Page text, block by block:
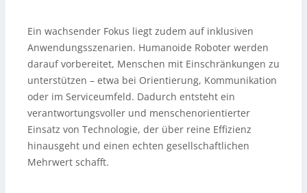
Ein wachsender Fokus liegt zudem auf inklusiven
Anwendungsszenarien. Humanoide Roboter werden
darauf vorbereitet, Menschen mit Einschränkungen zu
unterstützen – etwa bei Orientierung, Kommunikation
oder im Serviceumfeld. Dadurch entsteht ein
verantwortungsvoller und menschenorientierter
Einsatz von Technologie, der über reine Effizienz
hinausgeht und einen echten gesellschaftlichen
Mehrwert schafft.